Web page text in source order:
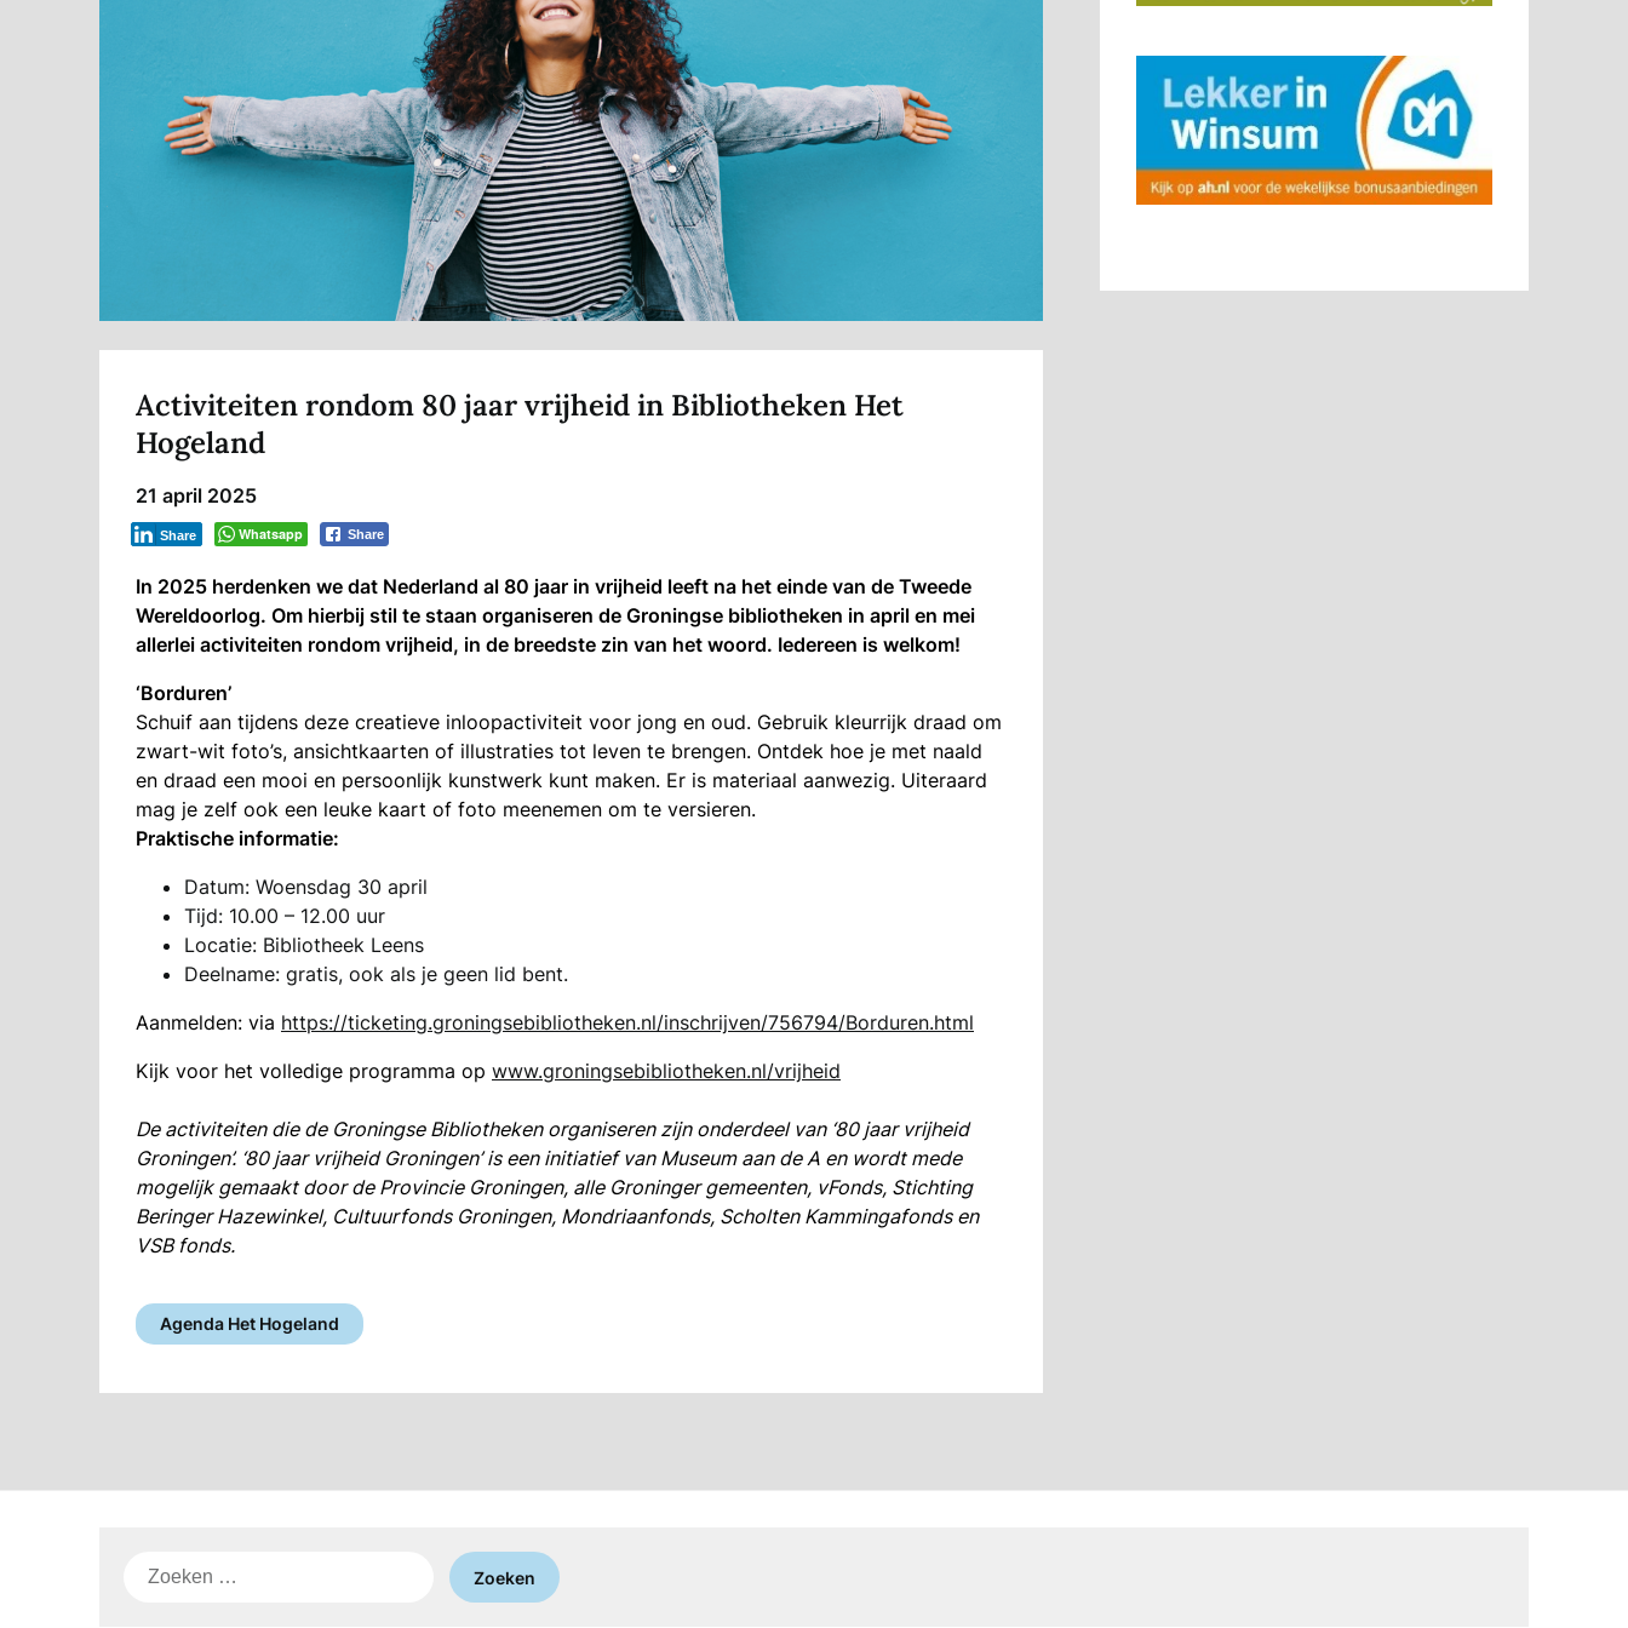
Activiteiten rondom 80 jaar vrijheid in Bibliotheken Het
Hogeland
21 april 2025
Whatsapp Share
Share
In 2025 herdenken we dat Nederland al 80 jaar in vrijheid leeft na het einde van de Tweede
Wereldoorlog. Om hierbij stil te staan organiseren de Groningse bibliotheken in april en mei
allerlei activiteiten rondom vrijheid, in de breedste zin van het woord. Iedereen is welkom!
‘Borduren’
Schuif aan tijdens deze creatieve inloopactiviteit voor jong en oud. Gebruik kleurrijk draad om
zwart-wit foto’s, ansichtkaarten of illustraties tot leven te brengen. Ontdek hoe je met naald
en draad een mooi en persoonlijk kunstwerk kunt maken. Er is materiaal aanwezig. Uiteraard
mag je zelf ook een leuke kaart of foto meenemen om te versieren.
Praktische informatie:
Datum: Woensdag 30 april
Tijd: 10.00 – 12.00 uur
Locatie: Bibliotheek Leens
Deelname: gratis, ook als je geen lid bent.
Aanmelden: via https://ticketing.groningsebibliotheken.nl/inschrijven/756794/Borduren.html
Kijk voor het volledige programma op www.groningsebibliotheken.nl/vrijheid
De activiteiten die de Groningse Bibliotheken organiseren zijn onderdeel van ‘80 jaar vrijheid
Groningen’. ‘80 jaar vrijheid Groningen’ is een initiatief van Museum aan de A en wordt mede
mogelijk gemaakt door de Provincie Groningen, alle Groninger gemeenten, vFonds, Stichting
Beringer Hazewinkel, Cultuurfonds Groningen, Mondriaanfonds, Scholten Kammingafonds en
VSB fonds.
Agenda Het Hogeland
Zoeken